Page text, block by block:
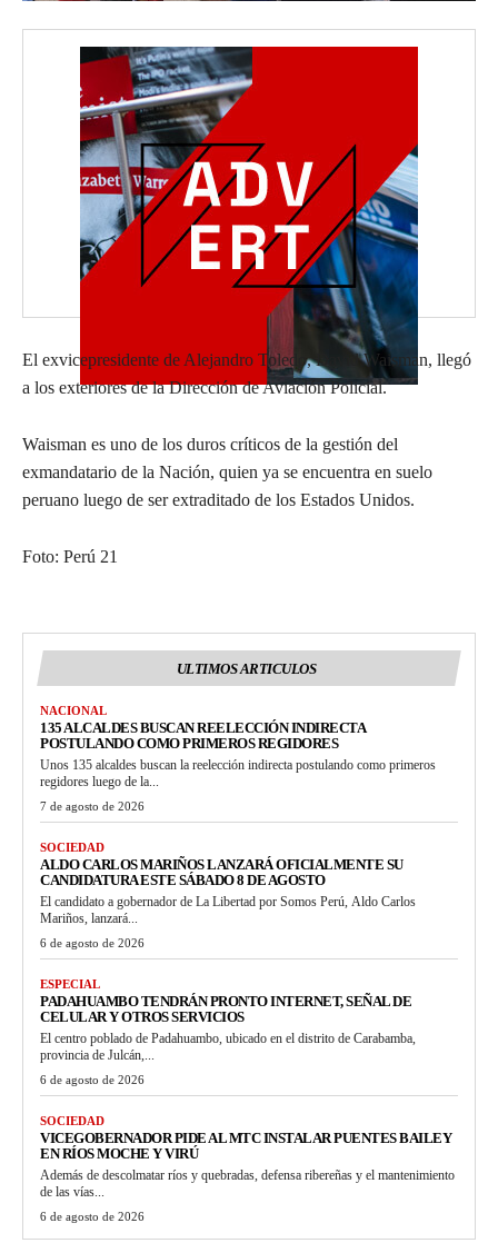
El exvicepresidente de Alejandro Toledo, David Waisman, llegó
a los exteriores de la Dirección de Aviación Policial.
Waisman es uno de los duros críticos de la gestión del
exmandatario de la Nación, quien ya se encuentra en suelo
peruano luego de ser extraditado de los Estados Unidos.
Foto: Perú 21
ULTIMOS ARTICULOS
NACIONAL
135 ALCALDES BUSCAN REELECCIÓN INDIRECTA
POSTULANDO COMO PRIMEROS REGIDORES
Unos 135 alcaldes buscan la reelección indirecta postulando como primeros
regidores luego de la...
7 de agosto de 2026
SOCIEDAD
ALDO CARLOS MARIÑOS LANZARÁ OFICIALMENTE SU
CANDIDATURA ESTE SÁBADO 8 DE AGOSTO
El candidato a gobernador de La Libertad por Somos Perú, Aldo Carlos
Mariños, lanzará...
6 de agosto de 2026
ESPECIAL
PADAHUAMBO TENDRÁN PRONTO INTERNET, SEÑAL DE
CELULAR Y OTROS SERVICIOS
El centro poblado de Padahuambo, ubicado en el distrito de Carabamba,
provincia de Julcán,...
6 de agosto de 2026
SOCIEDAD
VICEGOBERNADOR PIDE AL MTC INSTALAR PUENTES BAILEY
EN RÍOS MOCHE Y VIRÚ
Además de descolmatar ríos y quebradas, defensa ribereñas y el mantenimiento
de las vías...
6 de agosto de 2026